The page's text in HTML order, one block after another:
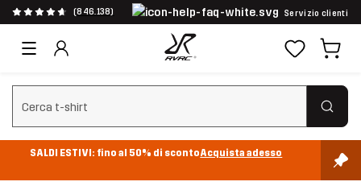
(846.138) Servizio clienti
Cancella ricerca
SALDI ESTIVI: fino al 50% di scontoAcquista adesso